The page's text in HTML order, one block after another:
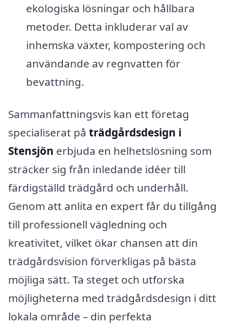
ekologiska lösningar och hållbara
metoder. Detta inkluderar val av
inhemska växter, kompostering och
användande av regnvatten för
bevattning.
Sammanfattningsvis kan ett företag
specialiserat på trädgårdsdesign i
Stensjön erbjuda en helhetslösning som
sträcker sig från inledande idéer till
färdigställd trädgård och underhåll.
Genom att anlita en expert får du tillgång
till professionell vägledning och
kreativitet, vilket ökar chansen att din
trädgårdsvision förverkligas på bästa
möjliga sätt. Ta steget och utforska
möjligheterna med trädgårdsdesign i ditt
lokala område – din perfekta